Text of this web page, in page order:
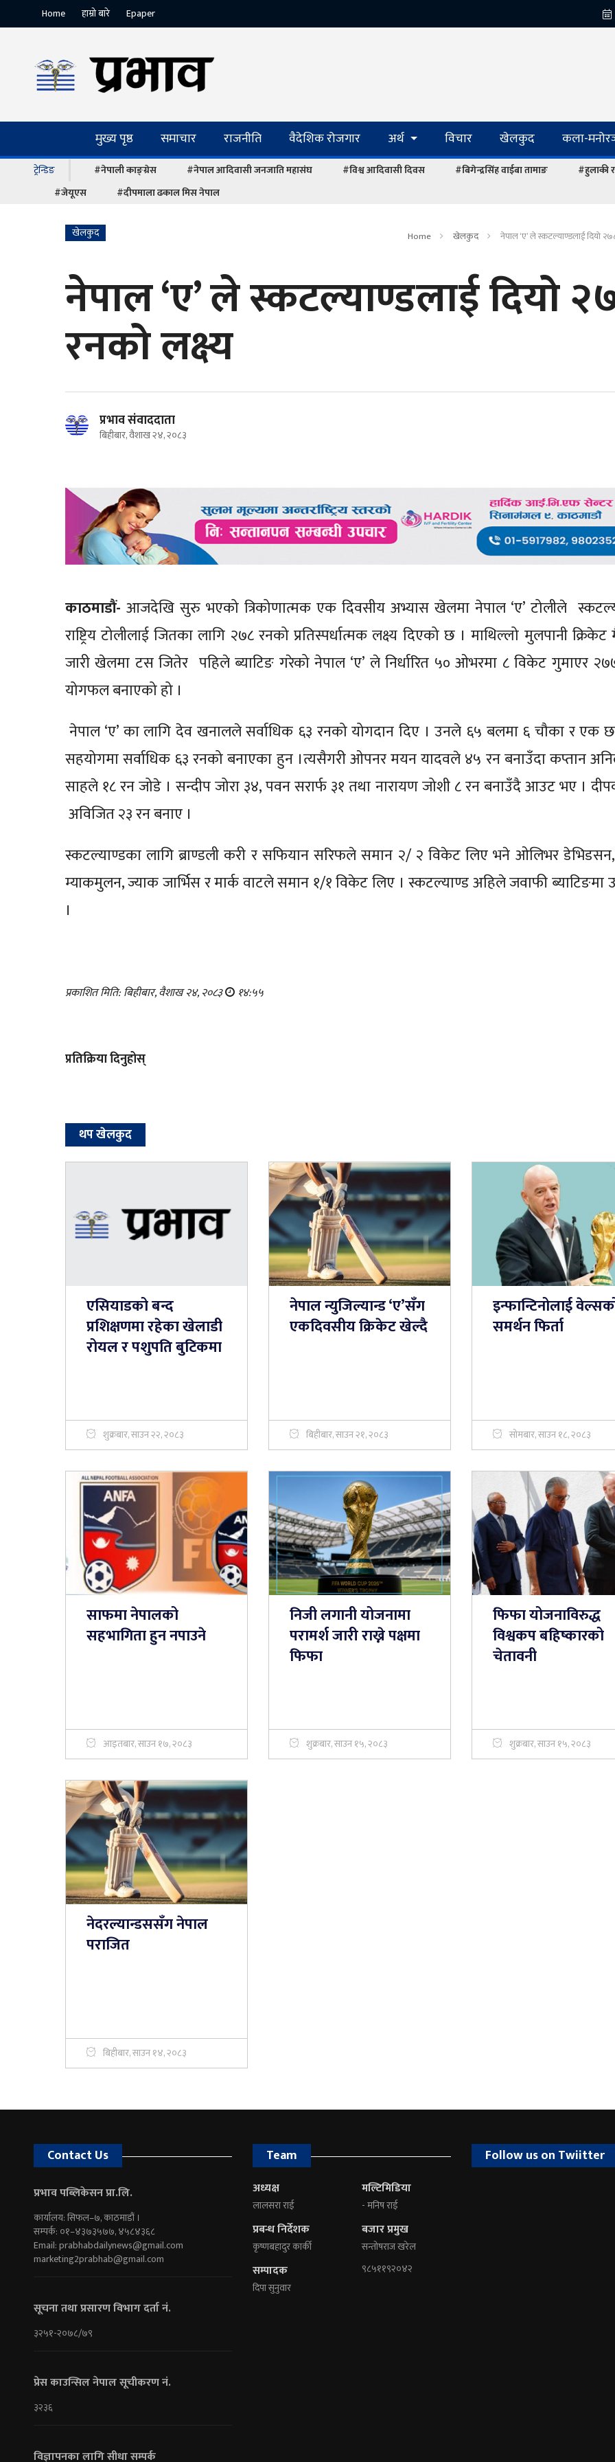
Home हाम्रो बारे Epaper
मुख्य पृष्ठ समाचार राजनीति वैदेशिक रोजगार अर्थ विचार खेलकुद कला-
ट्रेन्डिङ #नेपाली काङ्ग्रेस #नेपाल आदिवासी जनजाति महासंघ #विश्व आदिवासी दिवस #बिगेन्द्रसिंह वाईबा तामाङ
#हुलाकी
#जेयूएस
#दीपमाला ढकाल मिस नेपाल
खेलकुद Home खेलकुद नेपाल ‘ए’ ले स्कटल्याण्डलाई दियो
नेपाल ‘ए’ ले स्कटल्याण्डलाई दियो
रनको लक्ष्य
प्रभाव संवाददाता
बिहीबार, वैशाख २४, २०८३
काठमाडौं- आजदेखि सुरु भएको त्रिकोणात्मक एक दिवसीय अभ्यास खेलमा नेपाल ‘ए’ टोलीले
राष्ट्रिय टोलीलाई जितका लागि २७८ रनको प्रतिस्पर्धात्मक लक्ष्य दिएको छ । माथिल्लो मुलपानी क्रिकेट
जारी खेलमा टस जितेर पहिले ब्याटिङ गरेको नेपाल ‘ए’ ले निर्धारित ५० ओभरमा ८ विकेट गुमाएर
योगफल बनाएको हो ।
नेपाल ‘ए’ का लागि देव खनालले सर्वाधिक ६३ रनको योगदान दिए । उनले ६५ बलमा ६ चौका र एक
सहयोगमा सर्वाधिक ६३ रनको बनाएका हुन ।त्यसैगरी ओपनर मयन यादवले ४५ रन बनाउँदा कप्तान
साहले १८ रन जोडे । सन्दीप जोरा ३४, पवन सरार्फ ३१ तथा नारायण जोशी ८ रन बनाउँदै आउट भए ।
अविजित २३ रन बनाए ।
स्कटल्याण्डका लागि ब्राण्डली करी र सफियान सरिफले समान २/ २ विकेट लिए भने ओलिभर डेभिडसन,
म्याकमुलन, ज्याक जार्भिस र मार्क वाटले समान १/१ विकेट लिए । स्कटल्याण्ड अहिले जवाफी ब्याटिङमा
।
प्रकाशित मिति: बिहीबार, वैशाख २४, २०८३ १४:५५
प्रतिक्रिया दिनुहोस्
थप खेलकुद
एसियाडको बन्द
प्रशिक्षणमा रहेका खेलाडी
रोयल र पशुपति बुटिकमा
शुक्रबार, साउन २२, २०८३
नेपाल न्युजिल्यान्ड ‘ए’सँग
एकदिवसीय क्रिकेट खेल्दै
बिहीबार, साउन २१, २०८३
इन्फान्टिनोलाई
समर्थन फिर्ता
सोमबार, साउन १८, २०८३
साफमा नेपालको
सहभागिता हुन नपाउने
आइतबार, साउन १७, २०८३
निजी लगानी योजनामा
परामर्श जारी राख्ने पक्षमा
फिफा
शुक्रबार, साउन १५, २०८३
फिफा योजनाविरुद्ध
विश्वकप बहिष्कारको
चेतावनी
शुक्रबार, साउन १५, २०८३
नेदरल्यान्डससँग नेपाल
पराजित
बिहीबार, साउन १४, २०८३
Contact Us
प्रभाव पब्लिकेसन प्रा.लि.
कार्यालय: सिफल–७, काठमाडौं ।
सम्पर्क: ०१–४३७३५७७, ४५८४३६८
Email:prabhabdailynews@gmail.com
marketing2prabhab@gmail.com
सूचना तथा प्रसारण विभाग दर्ता नं.
३२५१-२०७८/७९
प्रेस काउन्सिल नेपाल सूचीकरण नं.
३२३६
विज्ञापनका लागि सीधा सम्पर्क
Team
अध्यक्ष
लालसरा राई
प्रबन्ध निर्देशक
कृष्णबहादुर कार्की
सम्पादक
दिपा सुनुवार
मल्टिमिडिया
- मनिष राई
बजार प्रमुख
सन्तोषराज खरेल
९८५११९२०४२
Follow us on Twiitter